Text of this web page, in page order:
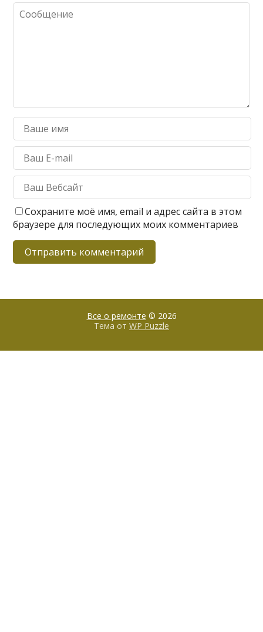
Сохраните моё имя, email и адрес сайта в этом
браузере для последующих моих комментариев
Все о ремонте © 2026
Тема от WP Puzzle